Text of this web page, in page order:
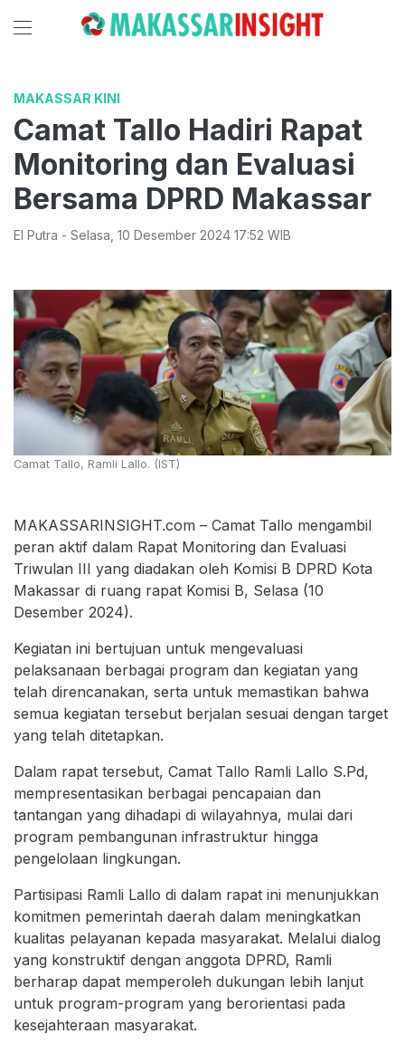
MAKASSAR KINI
Camat Tallo Hadiri Rapat
Monitoring dan Evaluasi
Bersama DPRD Makassar
El Putra - Selasa 10 Desember 2024 17:52 WIB
Camat Tallo, Ramli Lallo. (IST)
MAKASSARINSIGHT.com – Camat Tallo mengambil
peran aktif dalam Rapat Monitoring dan Evaluasi
Triwulan III yang diadakan oleh Komisi B DPRD Kota
Makassar di ruang rapat Komisi B, Selasa (10
Desember 2024).
Kegiatan ini bertujuan untuk mengevaluasi
pelaksanaan berbagai program dan kegiatan yang
telah direncanakan, serta untuk memastikan bahwa
semua kegiatan tersebut berjalan sesuai dengan target
yang telah ditetapkan.
Dalam rapat tersebut, Camat Tallo Ramli Lallo S.Pd,
mempresentasikan berbagai pencapaian dan
tantangan yang dihadapi di wilayahnya, mulai dari
program pembangunan infrastruktur hingga
pengelolaan lingkungan.
Partisipasi Ramli Lallo di dalam rapat ini menunjukkan
komitmen pemerintah daerah dalam meningkatkan
kualitas pelayanan kepada masyarakat. Melalui dialog
yang konstruktif dengan anggota DPRD, Ramli
berharap dapat memperoleh dukungan lebih lanjut
untuk program-program yang berorientasi pada
kesejahteraan masyarakat.